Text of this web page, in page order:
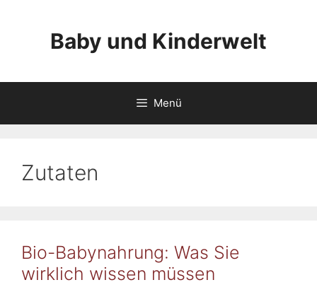
Baby und Kinderwelt
Menü
Zutaten
Bio-Babynahrung: Was Sie
wirklich wissen müssen